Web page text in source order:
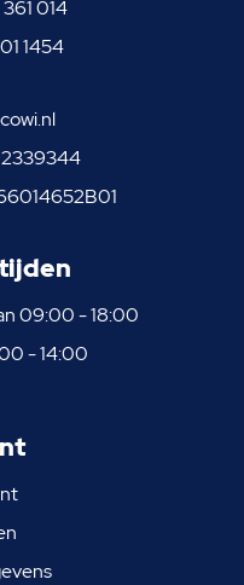
014
1454
09:00 - 18:00
- 14:00